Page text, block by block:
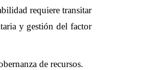
requiere transitar
y gestión del factor
de recursos.